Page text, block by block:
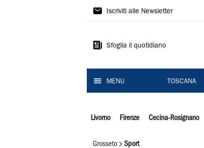
Il
Iscriviti alle Newsletter
Sfoglia il quotidiano
MENU TOSCANA
Livorno Firenze Cecina-Rosignano
Grosseto Sport